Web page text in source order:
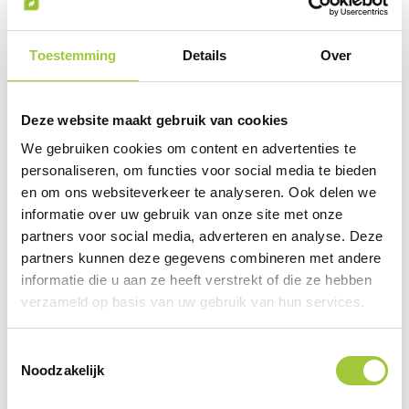
Toestemming Details Over
Deze website maakt gebruik van cookies
We gebruiken cookies om content en advertenties te
personaliseren, om functies voor social media te bieden
en om ons websiteverkeer te analyseren. Ook delen we
informatie over uw gebruik van onze site met onze
partners voor social media, adverteren en analyse. Deze
partners kunnen deze gegevens combineren met andere
informatie die u aan ze heeft verstrekt of die ze hebben
verzameld op basis van uw gebruik van hun services.
Noodzakelijk
combinatie met de aardbeienjam van Hero.
slagroom van Food Atelier en verfris jezelf
tussendoor met een lekker kopje thee
maakt de ervaring helemaal compleet. Alles
wat je nodig hebt voor een perfecte
pannenkoekensessie!
Uitgelicht: Pannenkoekenpan 100% Recyled
Aluminium
Deze pannenkoekenpan van 100%
gerecycled aluminium is een duurzame
keuze voor elke keuken. Met een diameter
van 25 cm bakt hij perfecte pannenkoeken,
warmteverdeling. Geschikt voor alle